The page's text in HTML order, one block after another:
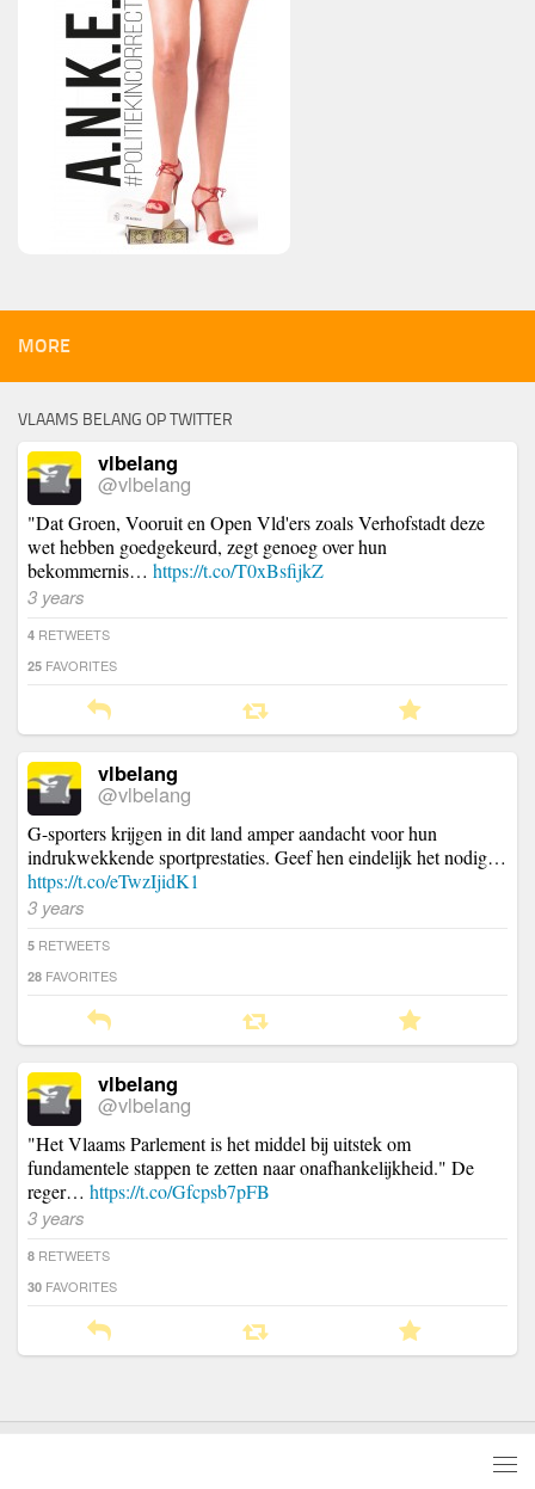
MORE
VLAAMS BELANG OP TWITTER
vlbelang
@vlbelang
"Dat Groen, Vooruit en Open Vld'ers zoals Verhofstadt deze
wet hebben goedgekeurd, zegt genoeg over hun
bekommernis… https://t.co/T0xBsfijkZ
3 years
4 RETWEETS
25 FAVORITES
vlbelang
@vlbelang
G-sporters krijgen in dit land amper aandacht voor hun
indrukwekkende sportprestaties. Geef hen eindelijk het nodig…
https://t.co/eTwzIjidK1
3 years
5 RETWEETS
28 FAVORITES
vlbelang
@vlbelang
"Het Vlaams Parlement is het middel bij uitstek om
fundamentele stappen te zetten naar onafhankelijkheid." De
reger… https://t.co/Gfcpsb7pFB
3 years
8 RETWEETS
30 FAVORITES